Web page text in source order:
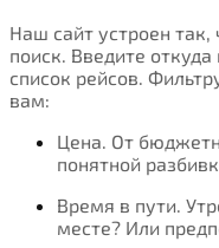
Наш сайт устроен
поиск. Введите
список рейсов.
вам:
Цена. От
понятной
Время в пути.
месте? Или